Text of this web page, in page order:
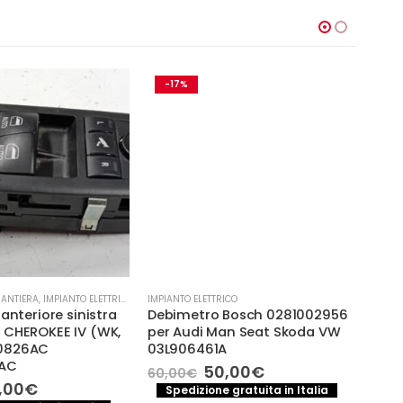
, IMPIANTO ELETTRICO
sinistra
IV (WK,
€Il
-17%
IMPIANTO ELETTRICO
Debimetro Bosch 0281002956
per Audi Man Seat Skoda VW
03L906461A
60,00€ Il
prezzo
50,00€Il
prezzo
Spedizione gratuita in Italia